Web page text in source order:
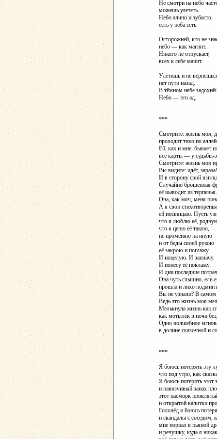
Не смотри на небо
можешь улететь.
Небо алчно и зубасто,
есть у неба сеть.
Осторожней, кто не
небо — как магнит.
Никого не отпускает,
всех к себе манит.
Улетишь и не
нет пути назад.
В тёмном небе
Небо — это ад.
***
Смотрите: жизнь моя,
проходит тихо по
Ей, как и мне, бывает
все карты — у судьбы-
Смотрите: жизнь моя
Вы видите: идёт, зараза!
И в сторону свой
Случайно брошенная
её выводит из терпенья.
Она, как мяч, меня
А я свои стихотворенья
ей посвящаю. Пусть
что я люблю её,
что я ценю её такою,
не променяю на иную
и от беды своей рукою
её закрою и поглажу.
И поцелую. И заплачу.
И понесу её поклажу.
И дни последние
Она чуть слышно, еле-
прошла и лихо
Вы не узнали? В самом
Ведь это жизнь моя
Мелькнула жизнь как
как мотылёк в ночи
Одно волшебное
в долине сказочной и
***
Я боюсь потерять эту
что под утро, как
Я боюсь потерять этот
и навязчивый запах
этот насморк
и открытой калитки
Гололёд я боюсь
и скандалы с соседом,
мне порвал в пьяной
и речушку, куда я